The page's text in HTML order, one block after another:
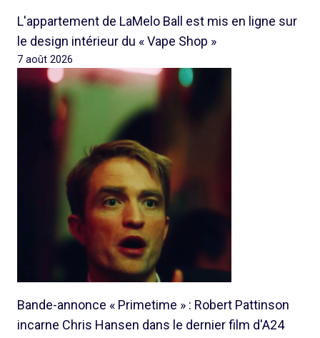
L'appartement de LaMelo Ball est mis en ligne sur
le design intérieur du « Vape Shop »
7 août 2026
Bande-annonce « Primetime » : Robert Pattinson
incarne Chris Hansen dans le dernier film d'A24